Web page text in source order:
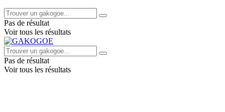
Pas de résultat
Voir tous les résultats
Pas de résultat
Voir tous les résultats